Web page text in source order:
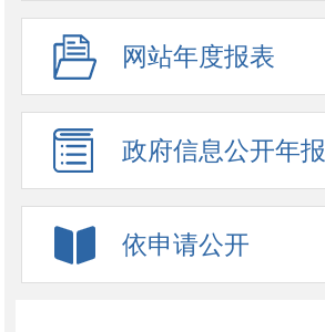
网站年度报表
政府信息公开年报
依申请公开